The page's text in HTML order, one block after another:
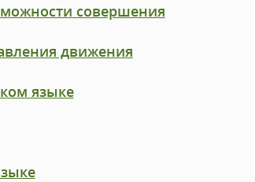
совершения
движения
языке